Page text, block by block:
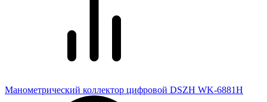
Манометрический коллектор цифровой DSZH WK-6881H